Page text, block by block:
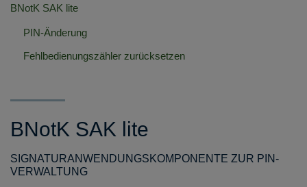
BNotK SAK lite
PIN-Änderung
Fehlbedienungszähler zurücksetzen
BNotK SAK lite
SIGNATURANWENDUNGSKOMPONENTE ZUR PIN-
VERWALTUNG